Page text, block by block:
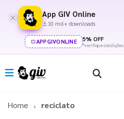
App GIV Online
10 mil+ downloads
APPGIVONLINE 5% OFF
*verifique condições
Home reciclato